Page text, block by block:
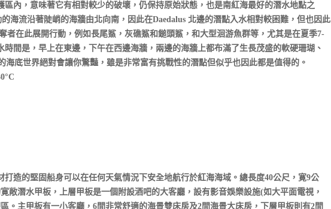
區內，意味著它有相對較少的破壞，仍保持原始狀態，也是南紅海最好的潛水地點之
海流沿著陡峭的海牆由北向南，因此在Daedalus 北邊的潛點入水相對較困難，但也因此
者在此展開行動，例如長尾鯊，灰礁鯊和鎚頭鯊，和大型洄游魚群等，尤其是在夏季7-
時間是，早上在東邊，下午在西邊海牆，兩邊的海牆上都布滿了生長茂盛的軟硬珊瑚、
海底世界絕對會讓你驚豔，雖是非常富有挑戰性的潛點但似乎也因此都是值得的。
打造的堅固船身可以在任何天氣情況下安全地航行於紅海海域。總長度40公尺，寛9公
敞潛水甲板，上層甲板是一個附設酒吧的大客廳，設有影音娛樂設施(如大平面電視，
。主甲板有一小客廳，6間非常舒適的海景雙床房及2間海景大床房，下層甲板則有2間